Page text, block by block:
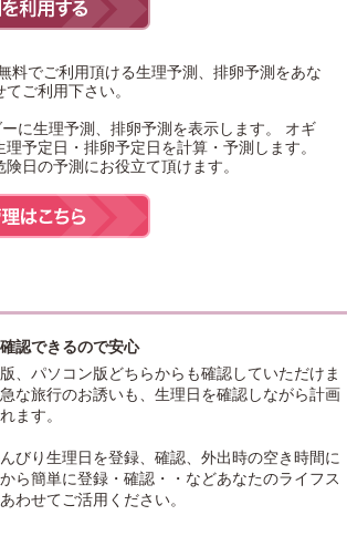
料でご利用頂ける生理予測 、 排卵予測 をあな
てご利用下さい。
に生理予測、排卵予測を表示します。 オギ
予定日・排卵予定日を計算・予測します。
険日の予測にお役立て頂けます。
認できるので安心
、パソコン版どちらからも確認していただけま
な旅行のお誘いも、生理日を確認しながら計画
ます。
びり生理日を登録、確認、外出時の空き時間に
ら簡単に登録・確認・・などあなたのライフス
わせてご活用ください。